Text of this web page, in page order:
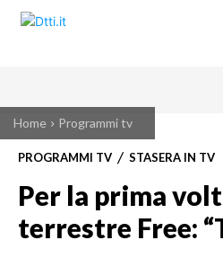
Home Programmi tv
PROGRAMMI TV STASERA IN TV
Per la prima
terrestre Free: